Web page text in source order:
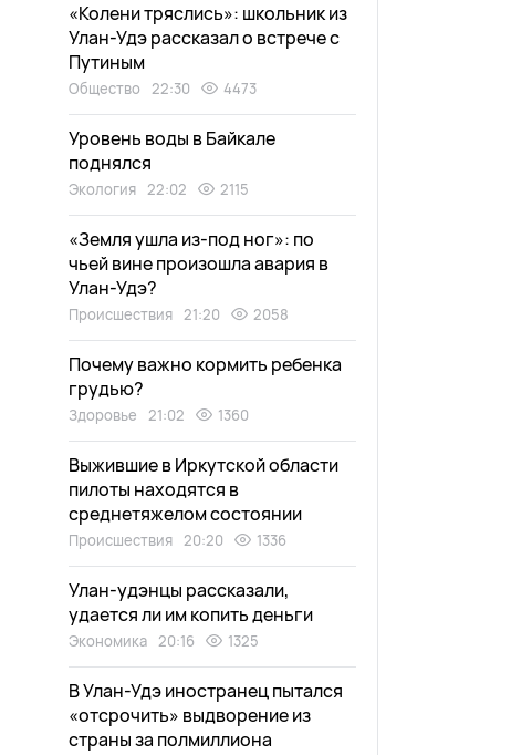
«Колени тряслись»: школьник из
Улан-Удэ рассказал о встрече с
Путиным
Общество 22:30 4473
Уровень воды в Байкале
поднялся
Экология 22:02 2115
«Земля ушла из-под ног»: по
чьей вине произошла авария в
Улан-Удэ?
Происшествия 21:20 2058
Почему важно кормить ребенка
грудью?
Здоровье 21:02 1360
Выжившие в Иркутской области
пилоты находятся в
среднетяжелом состоянии
Происшествия 20:20 1336
Улан-удэнцы рассказали,
удается ли им копить деньги
Экономика 20:16 1325
В Улан-Удэ иностранец пытался
«отсрочить» выдворение из
страны за полмиллиона